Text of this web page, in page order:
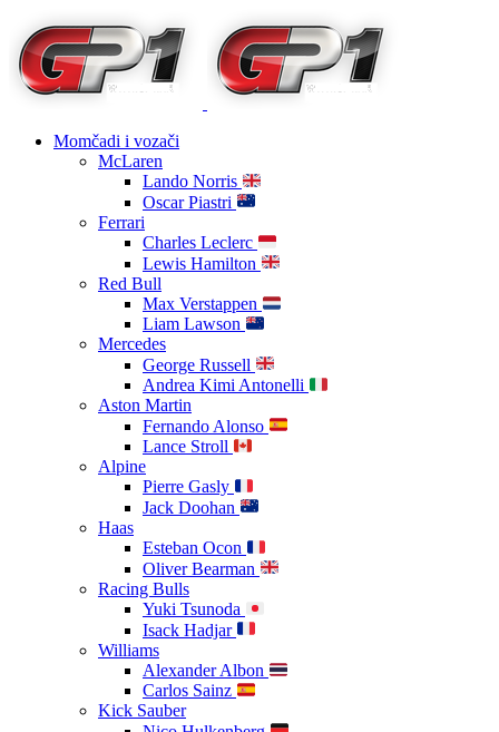
Momčadi i vozači
McLaren
Lando Norris
Oscar Piastri
Ferrari
Charles Leclerc
Lewis Hamilton
Red Bull
Max Verstappen
Liam Lawson
Mercedes
George Russell
Andrea Kimi Antonelli
Aston Martin
Fernando Alonso
Lance Stroll
Alpine
Pierre Gasly
Jack Doohan
Haas
Esteban Ocon
Oliver Bearman
Racing Bulls
Yuki Tsunoda
Isack Hadjar
Williams
Alexander Albon
Carlos Sainz
Kick Sauber